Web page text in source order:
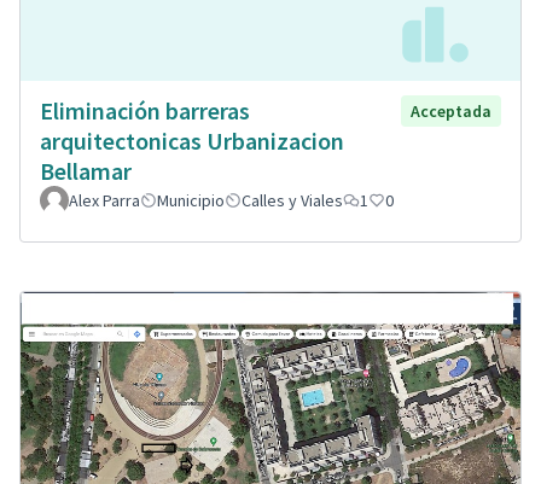
Eliminación barreras
arquitectonicas Urbanizacion
Bellamar
Acceptada
Alex Parra Municipio Calles y Viales 1 0